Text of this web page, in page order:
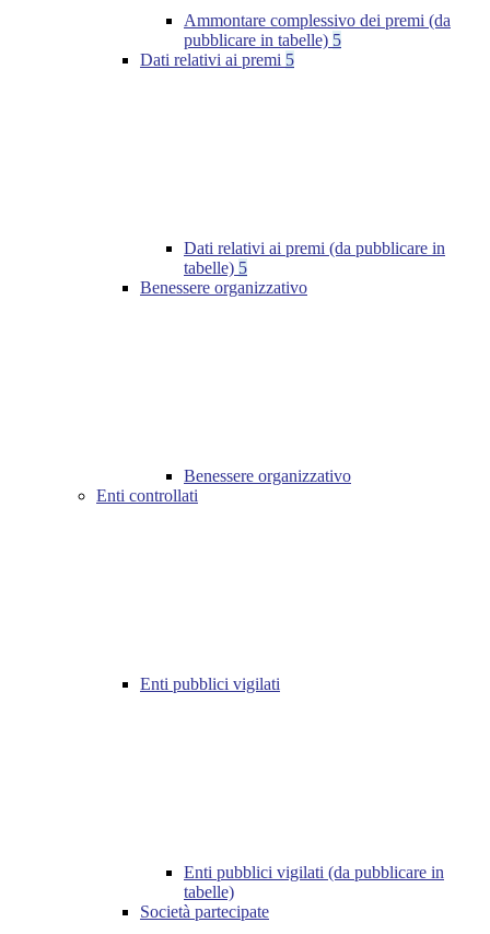
Ammontare complessivo dei premi (da
pubblicare in tabelle) 5
Dati relativi ai premi 5
Dati relativi ai premi (da pubblicare in
tabelle) 5
Benessere organizzativo
Benessere organizzativo
Enti controllati
Enti pubblici vigilati
Enti pubblici vigilati (da pubblicare in
tabelle)
Società partecipate